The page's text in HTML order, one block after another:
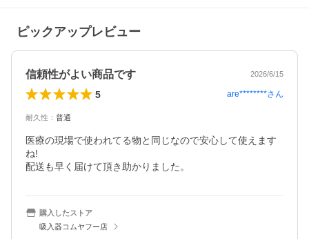
ピックアップレビュー
信頼性がよい商品です 2026/6/15
5 are********さん
耐久性 ： 普通
医療の現場で使われてる物と同じなので安心して使えます
ね!
配送も早く届けて頂き助かりました。
購入したストア
吸入器コムヤフー店